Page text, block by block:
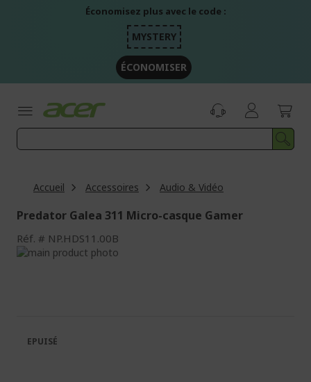
Économisez plus avec le code :
MYSTERY
ÉCONOMISER
Accueil Accessoires Audio & Vidéo
Predator Galea 311 Micro-casque Gamer
Réf. NP.HDS11.00B
Passer
galerie
d’images
Galerie
d’images
EPUISÉ